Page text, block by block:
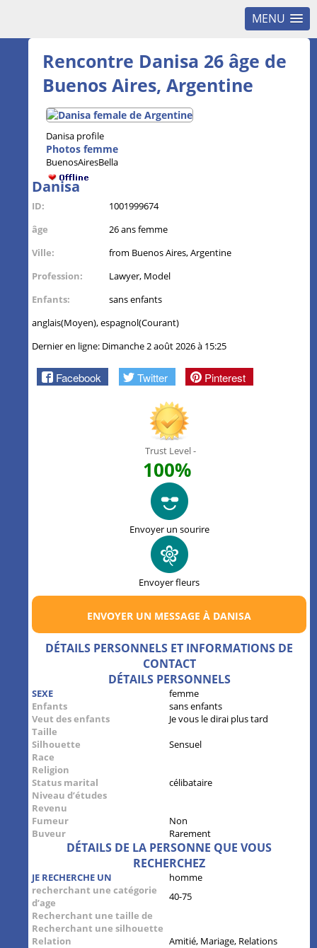
MENU
Rencontre Danisa 26 âge de
Buenos Aires, Argentine
Danisa profile
Photos femme
BuenosAiresBella
Danisa
ID:
1001999674
âge
26 ans femme
Ville:
from Buenos Aires, Argentine
Profession:
Lawyer, Model
Enfants:
sans enfants
anglais(Moyen), espagnol(Courant)
Dernier en ligne: Dimanche 2 août 2026 à 15:25
Facebook Twitter Pinterest
Trust Level -
100%
Envoyer un sourire
Envoyer fleurs
ENVOYER UN MESSAGE À DANISA
DÉTAILS PERSONNELS ET INFORMATIONS DE
CONTACT
DÉTAILS PERSONNELS
SEXE
femme
Enfants
sans enfants
Veut des enfants
Je vous le dirai plus tard
Taille
Silhouette
Sensuel
Race
Religion
Status marital
célibataire
Niveau d’études
Revenu
Fumeur
Non
Buveur
Rarement
DÉTAILS DE LA PERSONNE QUE VOUS
RECHERCHEZ
JE RECHERCHE UN
homme
recherchant une catégorie
d’age
40-75
Recherchant une taille de
Recherchant une silhouette
Relation
Amitié, Mariage, Relations